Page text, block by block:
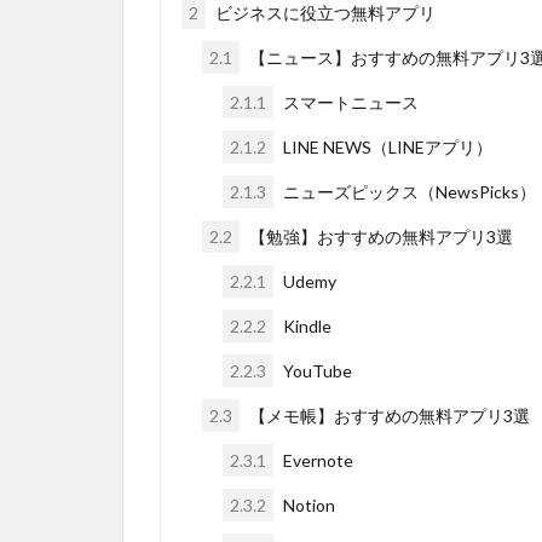
2 ビジネスに役立つ無料アプリ
2.1 【ニュース】おすすめの無料アプリ3
2.1.1 スマートニュース
2.1.2 LINE NEWS（LINEアプリ）
2.1.3 ニューズピックス（NewsPicks）
2.2 【勉強】おすすめの無料アプリ3選
2.2.1 Udemy
2.2.2 Kindle
2.2.3 YouTube
2.3 【メモ帳】おすすめの無料アプリ3選
2.3.1 Evernote
2.3.2 Notion